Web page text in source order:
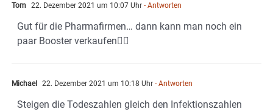
Tom 22. Dezember 2021 um 10:07 Uhr - Antworten
Gut für die Pharmafirmen… dann kann man noch ein
paar Booster verkaufen👍🏻
Michael 22. Dezember 2021 um 10:18 Uhr - Antworten
Steigen die Todeszahlen gleich den Infektionszahlen